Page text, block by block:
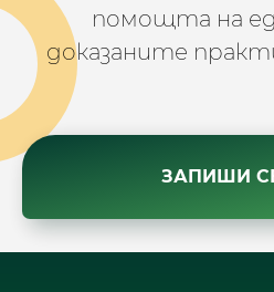
помощта на
доказаните
ЗАПИШИ